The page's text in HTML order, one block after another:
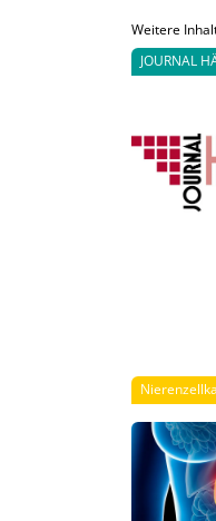
Weitere
JOURNAL